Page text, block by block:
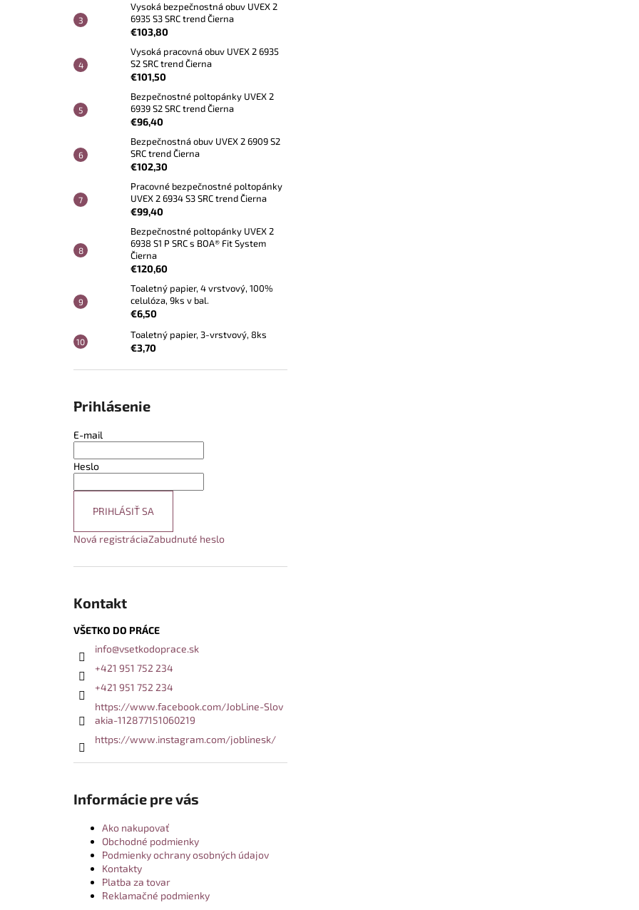
Vysoká bezpečnostná obuv UVEX 2
6935 S3 SRC trend Čierna
€103,80
Vysoká pracovná obuv UVEX 2 6935
S2 SRC trend Čierna
€101,50
Bezpečnostné poltopánky UVEX 2
6939 S2 SRC trend Čierna
€96,40
Bezpečnostná obuv UVEX 2 6909 S2
SRC trend Čierna
€102,30
Pracovné bezpečnostné poltopánky
UVEX 2 6934 S3 SRC trend Čierna
€99,40
Bezpečnostné poltopánky UVEX 2
6938 S1 P SRC s BOA® Fit System
Čierna
€120,60
Toaletný papier, 4 vrstvový, 100%
celulóza, 9ks v bal.
€6,50
Toaletný papier, 3-vrstvový, 8ks
€3,70
Prihlásenie
E-mail
Heslo
PRIHLÁSIŤ SA
Nová registráciaZabudnuté heslo
Kontakt
VŠETKO DO PRÁCE
info@vsetkodoprace.sk
+421 951 752 234
+421 951 752 234
https://www.facebook.com/JobLine-Slov
akia-112877151060219
https://www.instagram.com/joblinesk/
Informácie pre vás
Ako nakupovať
Obchodné podmienky
Podmienky ochrany osobných údajov
Kontakty
Platba za tovar
Reklamačné podmienky